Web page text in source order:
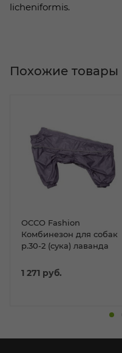
licheniformis.
ОССО Fashion
Комбинезон для собак
р.30-2 (сука) лаванда
1 271 руб.
Похожие товары